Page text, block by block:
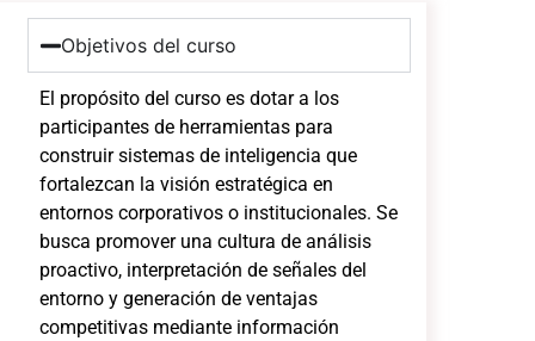
Objetivos del curso
El propósito del curso es dotar a los
participantes de herramientas para
construir sistemas de inteligencia que
fortalezcan la visión estratégica en
entornos corporativos o institucionales. Se
busca promover una cultura de análisis
proactivo, interpretación de señales del
entorno y generación de ventajas
competitivas mediante información